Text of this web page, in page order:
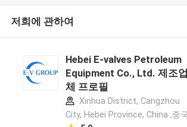
저희에 관하여
Hebei E-valves Petroleum
Equipment Co., Ltd. 제조업
체 프로필
Xinhua District, Cangzhou
City, Hebei Province, China ,중